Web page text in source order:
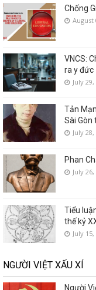
Chống
August
VNCS:
ra y đức
July
Tản
Sài Gòn
July
Phan
July
Tiểu
thế kỷ
July
NGƯỜI VIỆT XẤU XÍ
Người